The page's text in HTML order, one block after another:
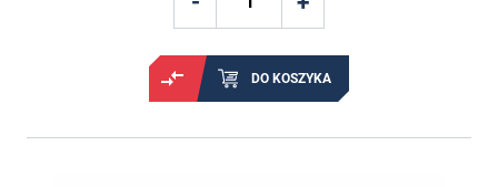
DO KOSZYKA